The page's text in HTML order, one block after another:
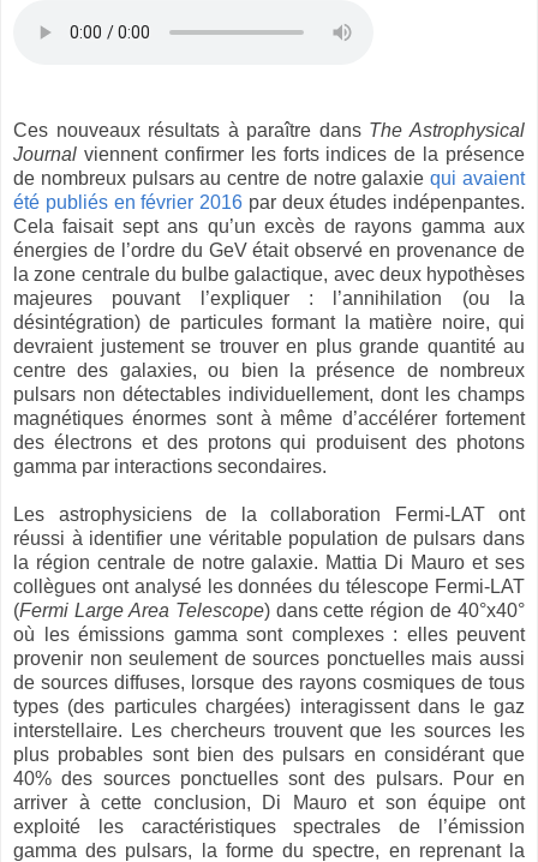
Ces nouveaux résultats à paraître dans The Astrophysical
Journal viennent confirmer les forts indices de la présence
de nombreux pulsars au centre de notre galaxiequi avaient
été publiés en février 2016 par deux études indépenpantes.
Cela faisait sept ans qu’un excès de rayons gamma aux
énergies de l’ordre du GeV était observé en provenance de
la zone centrale du bulbe galactique, avec deux hypothèses
majeures pouvant l’expliquer : l’annihilation (ou la
désintégration) de particules formant la matière noire, qui
devraient justement se trouver en plus grande quantité au
centre des galaxies, ou bien la présence de nombreux
pulsars non détectables individuellement, dont les champs
magnétiques énormes sont à même d’accélérer fortement
des électrons et des protons qui produisent des photons
gamma par interactions secondaires.
Les astrophysiciens de la collaboration Fermi-LAT ont
réussi à identifier une véritable population de pulsars dans
la région centrale de notre galaxie. Mattia Di Mauro et ses
collègues ont analysé les données du télescope Fermi-LAT
(Fermi Large Area Telescope) dans cette région de 40°x40°
où les émissions gamma sont complexes : elles peuvent
provenir non seulement de sources ponctuelles mais aussi
de sources diffuses, lorsque des rayons cosmiques de tous
types (des particules chargées) interagissent dans le gaz
interstellaire. Les chercheurs trouvent que les sources les
plus probables sont bien des pulsars en considérant que
40% des sources ponctuelles sont des pulsars. Pour en
arriver à cette conclusion, Di Mauro et son équipe ont
exploité les caractéristiques spectrales de l’émission
gamma des pulsars, la forme du spectre, en reprenant la